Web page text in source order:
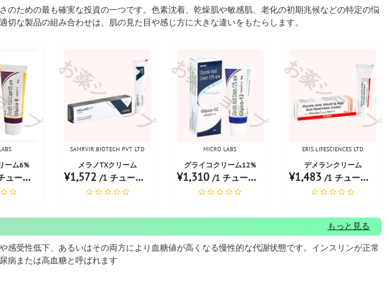
ための最も確実な投資の一つです。色素沈着、乾燥肌や敏感肌、老化の初期兆候などの特定の悩
な製品の組み合わせは、肌の見た目や感じ方に大きな違いをもたらします。
プ
ーム6%
ブあたり
お薬ショップ
SAMRVIR BIOTECH PVT LTD
メラノTXクリーム
¥1,572 /1 チューブあたり
お薬ショップ
MICRO LABS
グライコクリーム12%
¥1,310 /1 チューブあたり
お薬ショップ
ERIS LIFESCIENCES LTD
デメランクリーム
¥1,483/1 チューブあたり
もっと見る
受性低下、あるいはその両方により血糖値が高くなる慢性的な代謝状態です。インスリンが正常
病または高血糖と呼ばれます